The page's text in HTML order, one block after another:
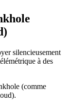
silencieusement
à des
(comme